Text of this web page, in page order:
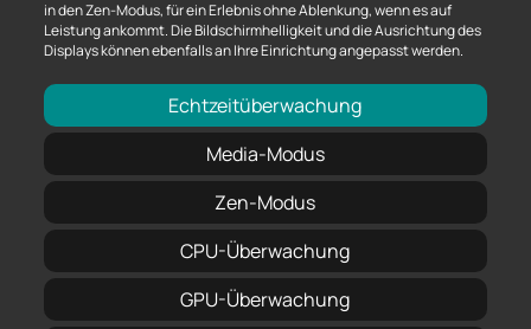
in den Zen-Modus, für ein Erlebnis ohne Ablenkung, wenn es auf
Leistung ankommt. Die Bildschirmhelligkeit und die Ausrichtung des
Displays können ebenfalls an Ihre Einrichtung angepasst werden.
Echtzeitüberwachung
Media-Modus
Zen-Modus
CPU-Überwachung
GPU-Überwachung